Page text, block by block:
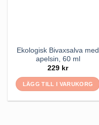
Ekologisk Bivaxsalva med
apelsin, 60 ml
229 kr
LÄGG TILL I VARUKORG